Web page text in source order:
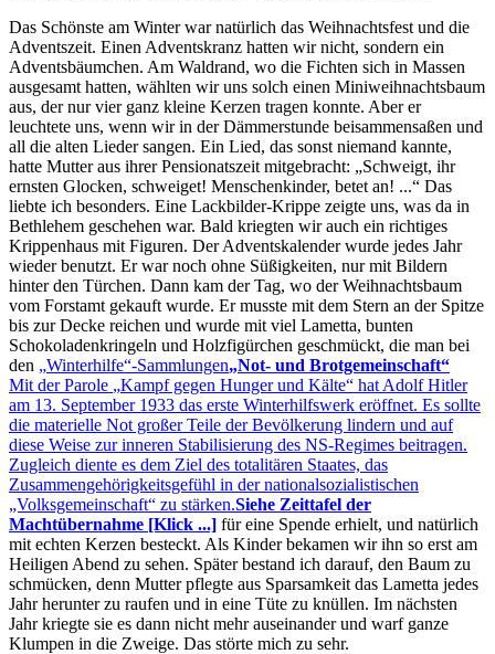
Das Schönste am Winter war natürlich das Weihnachtsfest und die
Adventszeit. Einen Adventskranz hatten wir nicht, sondern ein
Adventsbäumchen. Am Waldrand, wo die Fichten sich in Massen
ausgesamt hatten, wählten wir uns solch einen Miniweihnachtsbaum
aus, der nur vier ganz kleine Kerzen tragen konnte. Aber er
leuchtete uns, wenn wir in der Dämmerstunde beisammensaßen und
all die alten Lieder sangen. Ein Lied, das sonst niemand kannte,
hatte Mutter aus ihrer Pensionatszeit mitgebracht:
Schweigt, ihr
ernsten Glocken, schweiget! Menschenkinder, betet an! ...
Das
liebte ich besonders. Eine Lackbilder-Krippe zeigte uns, was da in
Bethlehem geschehen war. Bald kriegten wir auch ein richtiges
Krippenhaus mit Figuren. Der Adventskalender wurde jedes Jahr
wieder benutzt. Er war noch ohne Süßigkeiten, nur mit Bildern
hinter den Türchen. Dann kam der Tag, wo der Weihnachtsbaum
vom Forstamt gekauft wurde. Er musste mit dem Stern an der Spitze
bis zur Decke reichen und wurde mit viel Lametta, bunten
Schokoladenkringeln und Holzfigürchen geschmückt, die man bei
den
Winterhilfe -Sammlungen Not- und Brotgemeinschaft
Mit der Parole
Kampf gegen Hunger und Kälte
hat Adolf Hitler
am 13. September 1933 das erste Winterhilfswerk eröffnet. Es sollte
die materielle Not großer Teile der Bevölkerung lindern und auf
diese Weise zur inneren Stabilisierung des NS-Regimes beitragen.
Zugleich diente es dem Ziel des totalitären Staates, das
Zusammengehörigkeitsgefühl in der nationalsozialistischen
„Volksgemeinschaft“ zu stärken.Siehe Zeittafel der
Machtübernahme [Klick ...] für eine Spende erhielt, und natürlich
mit echten Kerzen besteckt. Als Kinder bekamen wir ihn so erst am
Heiligen Abend zu sehen. Später bestand ich darauf, den Baum zu
schmücken, denn Mutter pflegte aus Sparsamkeit das Lametta jedes
Jahr herunter zu raufen und in eine Tüte zu knüllen. Im nächsten
Jahr kriegte sie es dann nicht mehr auseinander und warf ganze
Klumpen in die Zweige. Das störte mich zu sehr.